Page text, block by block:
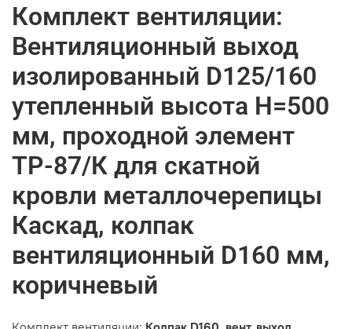
Комплект вентиляции:
Вентиляционный выход
изолированный D125/160
утепленный высота H=500
мм, проходной элемент
ТР-87/К для скатной
кровли металлочерепицы
Каскад, колпак
вентиляционный D160 мм,
коричневый